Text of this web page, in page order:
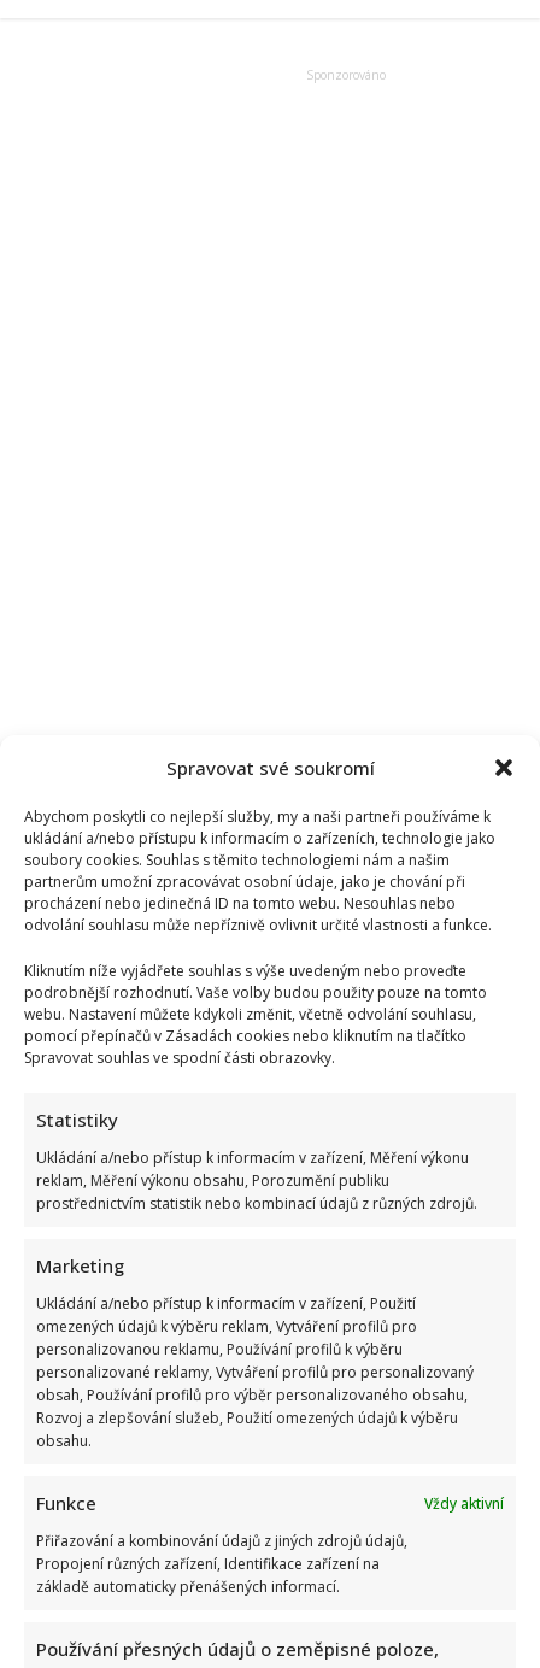
Spravovat své soukromí
Abychom poskytli co nejlepší služby, my a naši partneři používáme k
ukládání a/nebo přístupu k informacím o zařízeních, technologie jako
soubory cookies. Souhlas s těmito technologiemi nám a našim
partnerům umožní zpracovávat osobní údaje, jako je chování při
procházení nebo jedinečná ID na tomto webu. Nesouhlas nebo
odvolání souhlasu může nepříznivě ovlivnit určité vlastnosti a funkce.
Kliknutím níže vyjádřete souhlas s výše uvedeným nebo proveďte
podrobnější rozhodnutí. Vaše volby budou použity pouze na tomto
webu. Nastavení můžete kdykoli změnit, včetně odvolání souhlasu,
pomocí přepínačů v Zásadách cookies nebo kliknutím na tlačítko
Spravovat souhlas ve spodní části obrazovky.
Statistiky
Ukládání a/nebo přístup k informacím v zařízení, Měření výkonu
reklam, Měření výkonu obsahu, Porozumění publiku
prostřednictvím statistik nebo kombinací údajů z různých zdrojů.
Marketing
Ukládání a/nebo přístup k informacím v zařízení, Použití
omezených údajů k výběru reklam, Vytváření profilů pro
personalizovanou reklamu, Používání profilů k výběru
personalizované reklamy, Vytváření profilů pro personalizovaný
obsah, Používání profilů pro výběr personalizovaného obsahu,
Rozvoj a zlepšování služeb, Použití omezených údajů k výběru
obsahu.
Funkce
Vždy aktivní
Přiřazování a kombinování údajů z jiných zdrojů údajů,
Propojení různých zařízení, Identifikace zařízení na
základě automaticky přenášených informací.
Používání přesných údajů o zeměpisné poloze,
Tragický konec Františka Sahuly: Kytaristu Tří sester
Stačila jedna fotka z dovolené, aby se na Babiše snesla další
kritika: Lidé spekulují, kde se koupe
Test znalostí staré češtiny: 10 výrazů z počátku 20. století